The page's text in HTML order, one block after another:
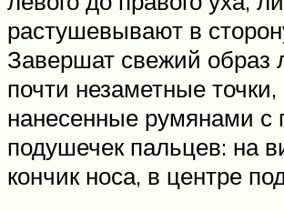
растушевывают в
Завершат свежий образ
почти незаметные точки,
нанесенные румянами
подушечек пальцев: на
кончик носа, в центре